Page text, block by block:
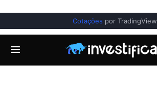
Cotações por TradingView